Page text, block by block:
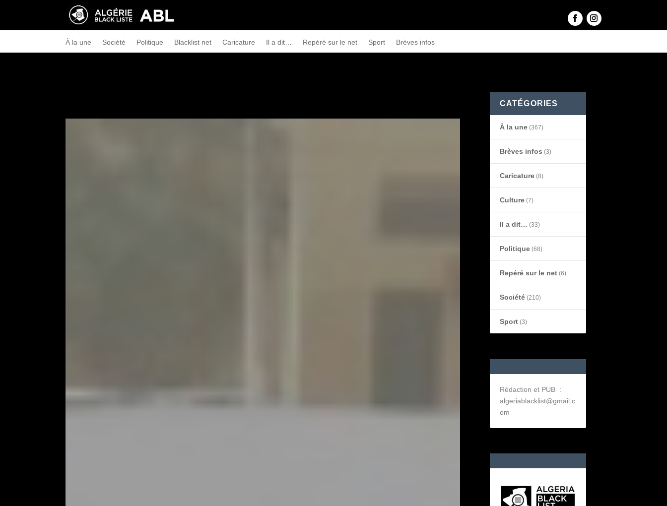
À la une Société Politique Blacklist net Caricature Il a dit… Repéré sur le net Sport Brèves infos
CATÉGORIES
À la une(367)
Brèves infos (3)
Caricature(8)
Culture(7)
Il a dit… (33)
Politique(68)
Repéré sur le net(6)
Société(210)
Sport(3)
Rédaction et PUB :
algeriablacklist@gmail.c
om